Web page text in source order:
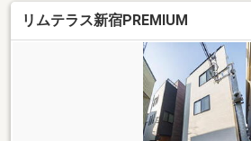
リムテラス新宿PREMIUM